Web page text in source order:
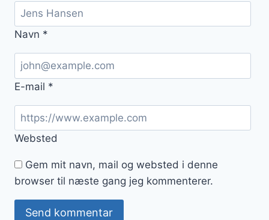
Navn *
E-mail *
Websted
Gem mit navn, mail og websted i denne
browser til næste gang jeg kommenterer.